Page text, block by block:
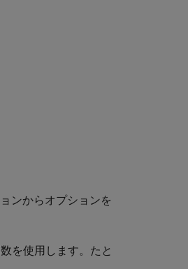
ンからオプションを
を使用します。たと